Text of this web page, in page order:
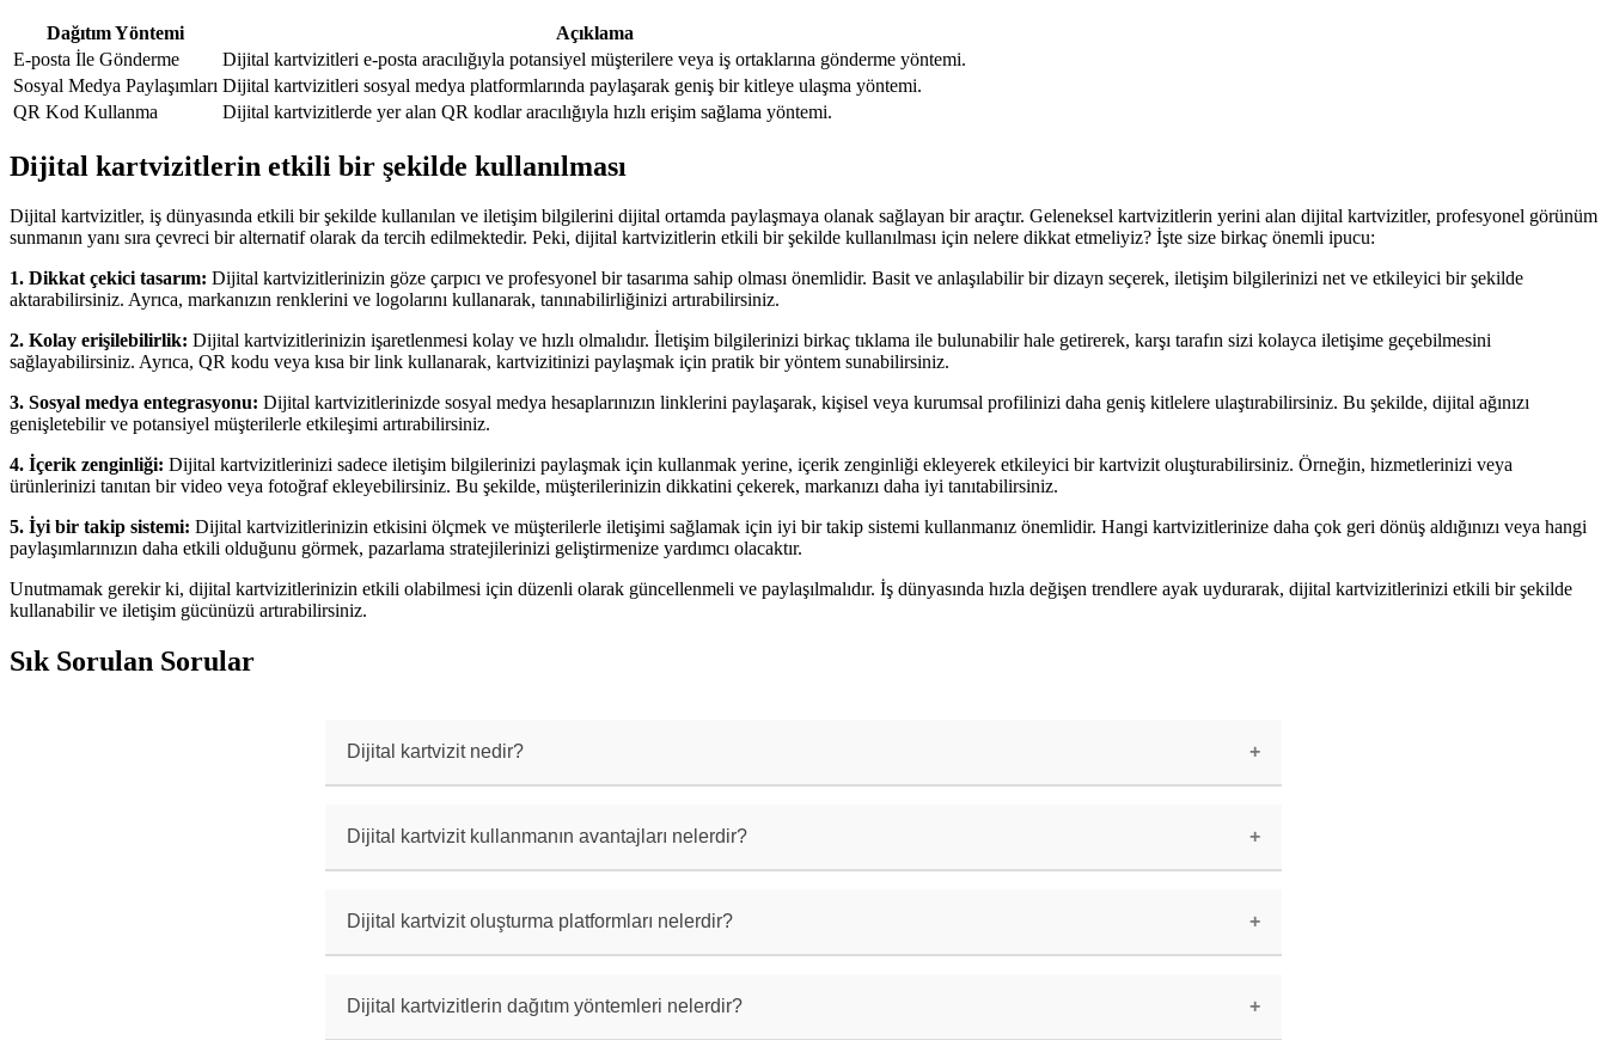
Dağıtım Yöntemi
Açıklama
E-posta İle Gönderme
Dijital kartvizitleri e-posta aracılığıyla potansiyel müşterilere veya iş ortaklarına gönderme yöntemi.
Sosyal Medya Paylaşımları Dijital kartvizitleri sosyal medya platformlarında paylaşarak geniş bir kitleye ulaşma yöntemi.
QR Kod Kullanma
Dijital kartvizitlerde yer alan QR kodlar aracılığıyla hızlı erişim sağlama yöntemi.
Dijital kartvizitlerin etkili bir şekilde kullanılması
Dijital kartvizitler, iş dünyasında etkili bir şekilde kullanılan ve iletişim bilgilerini dijital ortamda paylaşmaya olanak sağlayan bir araçtır. Geleneksel kartvizitlerin yerini alan dijital kartvizitler, profesyonel görünüm
sunmanın yanı sıra çevreci bir alternatif olarak da tercih edilmektedir. Peki, dijital kartvizitlerin etkili bir şekilde kullanılması için nelere dikkat etmeliyiz? İşte size birkaç önemli ipucu:
1. Dikkat çekici tasarım: Dijital kartvizitlerinizin göze çarpıcı ve profesyonel bir tasarıma sahip olması önemlidir. Basit ve anlaşılabilir bir dizayn seçerek, iletişim bilgilerinizi net ve etkileyici bir şekilde
aktarabilirsiniz. Ayrıca, markanızın renklerini ve logolarını kullanarak, tanınabilirliğinizi artırabilirsiniz.
2. Kolay erişilebilirlik: Dijital kartvizitlerinizin işaretlenmesi kolay ve hızlı olmalıdır. İletişim bilgilerinizi birkaç tıklama ile bulunabilir hale getirerek, karşı tarafın sizi kolayca iletişime geçebilmesini
sağlayabilirsiniz. Ayrıca, QR kodu veya kısa bir link kullanarak, kartvizitinizi paylaşmak için pratik bir yöntem sunabilirsiniz.
3. Sosyal medya entegrasyonu: Dijital kartvizitlerinizde sosyal medya hesaplarınızın linklerini paylaşarak, kişisel veya kurumsal profilinizi daha geniş kitlelere ulaştırabilirsiniz. Bu şekilde, dijital ağınızı
genişletebilir ve potansiyel müşterilerle etkileşimi artırabilirsiniz.
4. İçerik zenginliği: Dijital kartvizitlerinizi sadece iletişim bilgilerinizi paylaşmak için kullanmak yerine, içerik zenginliği ekleyerek etkileyici bir kartvizit oluşturabilirsiniz. Örneğin, hizmetlerinizi veya
ürünlerinizi tanıtan bir video veya fotoğraf ekleyebilirsiniz. Bu şekilde, müşterilerinizin dikkatini çekerek, markanızı daha iyi tanıtabilirsiniz.
5. İyi bir takip sistemi: Dijital kartvizitlerinizin etkisini ölçmek ve müşterilerle iletişimi sağlamak için iyi bir takip sistemi kullanmanız önemlidir. Hangi kartvizitlerinize daha çok geri dönüş aldığınızı veya hangi
paylaşımlarınızın daha etkili olduğunu görmek, pazarlama stratejilerinizi geliştirmenize yardımcı olacaktır.
Unutmamak gerekir ki, dijital kartvizitlerinizin etkili olabilmesi için düzenli olarak güncellenmeli ve paylaşılmalıdır. İş dünyasında hızla değişen trendlere ayak uydurarak, dijital kartvizitlerinizi etkili bir şekilde
kullanabilir ve iletişim gücünüzü artırabilirsiniz.
Sık Sorulan Sorular
Dijital kartvizit nedir?
Dijital kartvizit kullanmanın avantajları nelerdir?
Dijital kartvizit oluşturma platformları nelerdir?
Dijital kartvizitlerin dağıtım yöntemleri nelerdir?